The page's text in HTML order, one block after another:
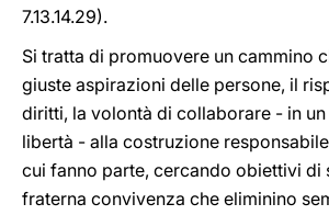
7.13.14.29).
Si tratta di promuovere un cammino
giuste aspirazioni delle persone, il
diritti, la volontà di collaborare - in
libertà - alla costruzione
cui fanno parte, cercando obiettivi di
fraterna convivenza che eliminino